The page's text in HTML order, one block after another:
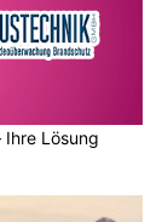
Ihre Lösung